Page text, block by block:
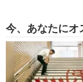
今、あなたにオ